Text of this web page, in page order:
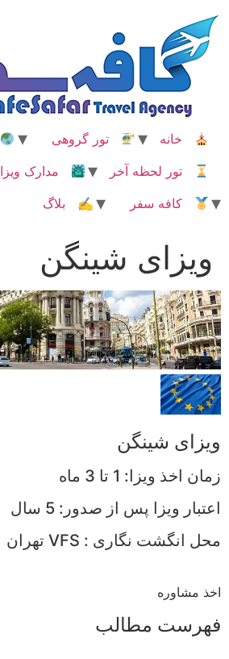
محتوا
خانه تور گروهی
تور لحظه آخر
مدارک ویزا
کافه سفر
✍ بلاگ
ویزای شینگن
ویزای شینگن
زمان اخذ ويزا: 1 تا 3 ماه
اعتبار ویزا پس از صدور: 5 سال
محل انگشت نگاری : VFS تهران
اخذ مشاوره
فهرست مطالب